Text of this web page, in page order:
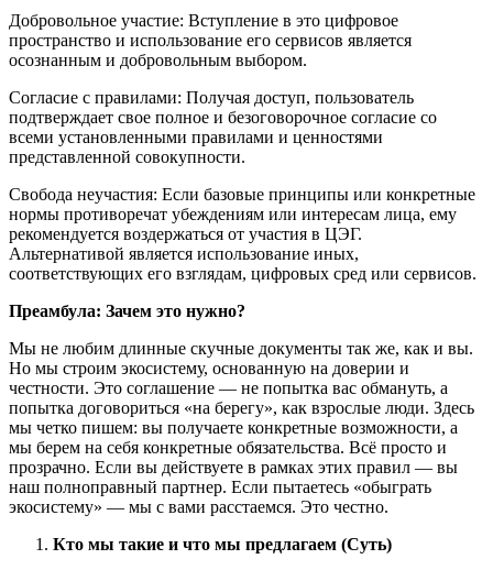
Добровольное участие: Вступление в это цифровое
пространство и использование его сервисов является
осознанным и добровольным выбором.
Согласие с правилами: Получая доступ, пользователь
подтверждает свое полное и безоговорочное согласие со
всеми установленными правилами и ценностями
представленной совокупности.
Свобода неучастия: Если базовые принципы или конкретные
нормы противоречат убеждениям или интересам лица, ему
рекомендуется воздержаться от участия в ЦЭГ.
Альтернативой является использование иных,
соответствующих его взглядам, цифровых сред или сервисов.
Преамбула: Зачем это нужно?
Мы не любим длинные скучные документы так же, как и вы.
Но мы строим экосистему, основанную на доверии и
честности. Это соглашение — не попытка вас обмануть, а
попытка договориться «на берегу», как взрослые люди. Здесь
мы четко пишем: вы получаете конкретные возможности, а
мы берем на себя конкретные обязательства. Всё просто и
прозрачно. Если вы действуете в рамках этих правил — вы
наш полноправный партнер. Если пытаетесь «обыграть
экосистему» — мы с вами расстаемся. Это честно.
Кто мы такие и что мы предлагаем (Суть)